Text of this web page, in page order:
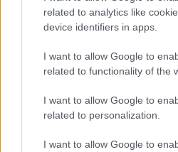
related to analytics like
device identifiers in apps.
I want to allow Google to
related to functionality of the
I want to allow Google to
related to personalization.
I want to allow Google to
Λουδοβίκου XIII, ο
LOUIS XIII Fleur de
έχει
χρυσό στέμμα που
γραμμάρια ατόφιου
διακοσμημένος με 152
βάρους 41 καρατίων.